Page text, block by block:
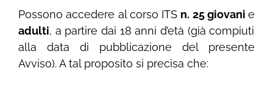
Possono accedere al corso ITS n. 25 giovani e
adulti, a partire dai 18 anni d’età (già compiuti
alla data di pubblicazione del presente
Avviso). A tal proposito si precisa che: